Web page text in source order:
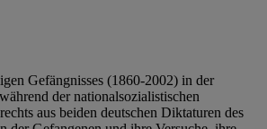
Gefängnisses (1860-2002) in der
der nationalsozialistischen
aus beiden deutschen Diktaturen des